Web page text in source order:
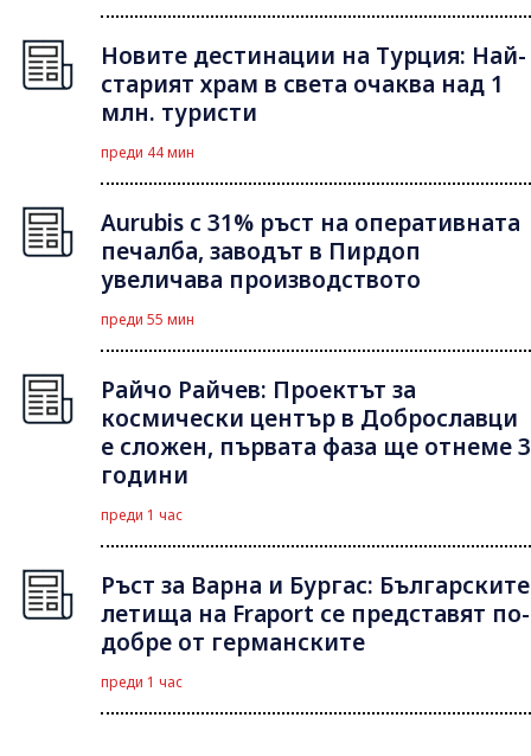
Новите дестинации на Турция: Най-
старият храм в света очаква над 1
млн. туристи
преди 44 мин
Aurubis с 31% ръст на оперативната
печалба, заводът в Пирдоп
увеличава производството
преди 55 мин
Райчо Райчев: Проектът за
космически център в Доброславци
е сложен, първата фаза ще отнеме 3
години
преди 1 час
Ръст за Варна и Бургас: Българските
летища на Fraport се представят по-
добре от германските
преди 1 час